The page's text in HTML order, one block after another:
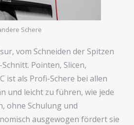
Schere
vom Schneiden der Spitzen
Pointen, Slicen,
ist als Profi-Schere bei allen
und leicht zu führen, wie jede
ohne Schulung und
ausgewogen fördert sie